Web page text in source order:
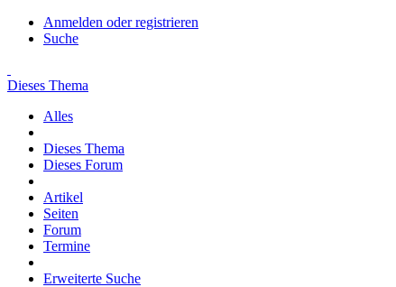
Anmelden oder registrieren
Suche
Dieses Thema
Alles
Dieses Thema
Dieses Forum
Artikel
Seiten
Forum
Termine
Erweiterte Suche